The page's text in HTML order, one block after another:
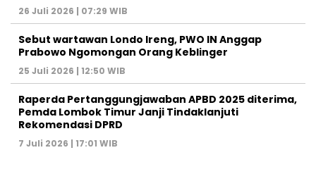
26 Juli 2026 | 07:29 WIB
Sebut wartawan Londo Ireng, PWO IN Anggap
Prabowo Ngomongan Orang Keblinger
25 Juli 2026 | 12:50 WIB
Raperda Pertanggungjawaban APBD 2025 diterima,
Pemda Lombok Timur Janji Tindaklanjuti
Rekomendasi DPRD
7 Juli 2026 | 17:01 WIB